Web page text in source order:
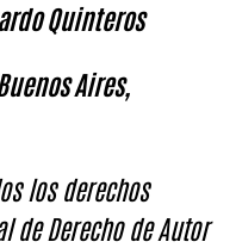
Quinteros
Aires,
los derechos
de Derecho de Autor